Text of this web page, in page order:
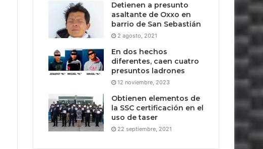
Detienen a presunto
asaltante de Oxxo en
barrio de San Sebastián
2 agosto, 2021
En dos hechos
diferentes, caen cuatro
presuntos ladrones
12 noviembre, 2023
Obtienen elementos de
la SSC certificación en el
uso de taser
22 septiembre, 2021